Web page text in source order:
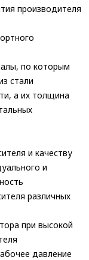
производителя
по которым
стали
а их толщина
и качеству
и
различных
при высокой
давление